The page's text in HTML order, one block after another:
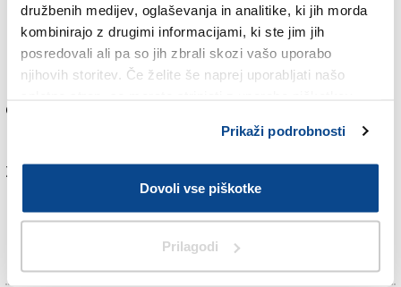
družbenih medijev, oglaševanja in analitike, ki jih morda
kombinirajo z drugimi informacijami, ki ste jim jih
posredovali ali pa so jih zbrali skozi vašo uporabo
njihovih storitev. Če želite še naprej uporabljati našo
Prikaži podrobnosti
Dovoli vse piškotke
Prilagodi
primerno dragih oblačil priznanih modnih znamk.
Dober obisk so zabeležili tudi v športni trgovini v Ul.
Milano, kjer so potrošniki kupovali bunde in vse kar
potrebujejo za smučanje, saj ostaja prepričanje, da se
drago športno opremo najbolj izplača kupiti na
Za branje in pisanje komentarjevje potrebna prijava